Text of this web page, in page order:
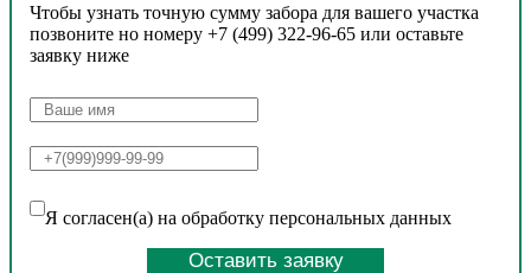
Чтобы узнать точную сумму забора для вашего участка
позвоните но номеру +7 (499) 322-96-65 или оставьте
заявку ниже
Я согласен(а) на обработку персональных данных
Оставить заявку